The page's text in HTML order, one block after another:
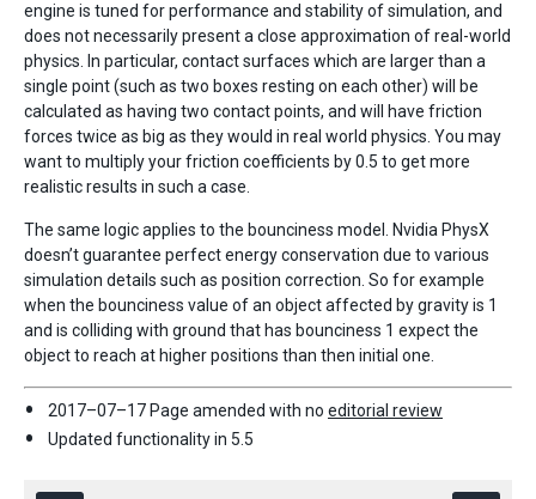
engine is tuned for performance and stability of simulation, and
does not necessarily present a close approximation of real-world
physics. In particular, contact surfaces which are larger than a
single point (such as two boxes resting on each other) will be
calculated as having two contact points, and will have friction
forces twice as big as they would in real world physics. You may
want to multiply your friction coefficients by 0.5 to get more
realistic results in such a case.
The same logic applies to the bounciness model. Nvidia PhysX
doesn’t guarantee perfect energy conservation due to various
simulation details such as position correction. So for example
when the bounciness value of an object affected by gravity is 1
and is colliding with ground that has bounciness 1 expect the
object to reach at higher positions than then initial one.
2017–07–17 Page amended with no editorial review
Updated functionality in 5.5